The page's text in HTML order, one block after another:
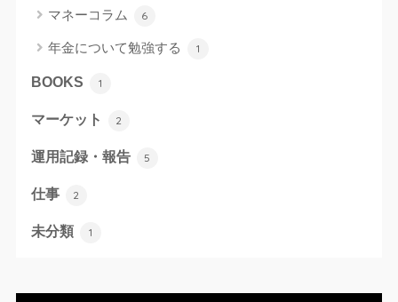
マネーコラム 6
年金について勉強する 1
BOOKS 1
マーケット 2
運用記録・報告 5
仕事 2
未分類 1